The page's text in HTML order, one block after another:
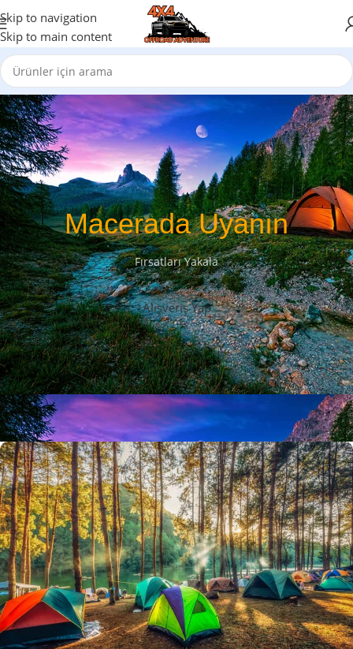
Skip to navigation
Skip to main content
Macerada Uyanın
Fırsatları Yakala
Alışveriş Yap